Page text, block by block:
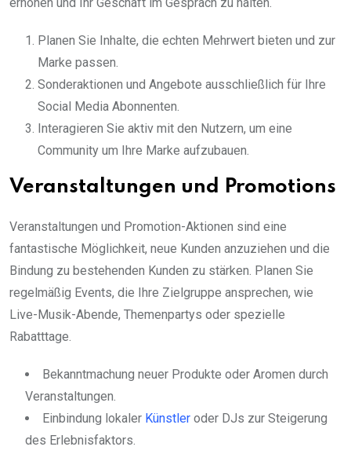
erhöhen und Ihr Geschäft im Gespräch zu halten.
Planen Sie Inhalte, die echten Mehrwert bieten und zur
Marke passen.
Sonderaktionen und Angebote ausschließlich für Ihre
Social Media Abonnenten.
Interagieren Sie aktiv mit den Nutzern, um eine
Community um Ihre Marke aufzubauen.
Veranstaltungen und Promotions
Veranstaltungen und Promotion-Aktionen sind eine
fantastische Möglichkeit, neue Kunden anzuziehen und die
Bindung zu bestehenden Kunden zu stärken. Planen Sie
regelmäßig Events, die Ihre Zielgruppe ansprechen, wie
Live-Musik-Abende, Themenpartys oder spezielle
Rabatttage.
Bekanntmachung neuer Produkte oder Aromen durch
Veranstaltungen.
Einbindung lokaler Künstler oder DJs zur Steigerung
des Erlebnisfaktors.